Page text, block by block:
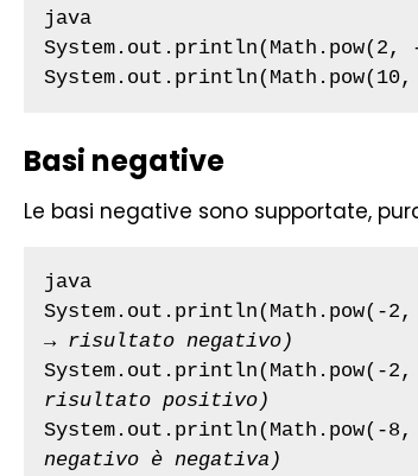
java
Basi negative
Le basi negative sono supportate,
java
→ risultato negativo)
risultato positivo)
System.out.println(Math.pow(-
negativo è negativa)